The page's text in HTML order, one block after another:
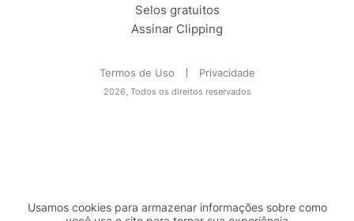
Selos gratuitos
Assinar Clipping
Termos de Uso Privacidade
2026, Todos os direitos reservados
Usamos cookies para armazenar informações sobre como